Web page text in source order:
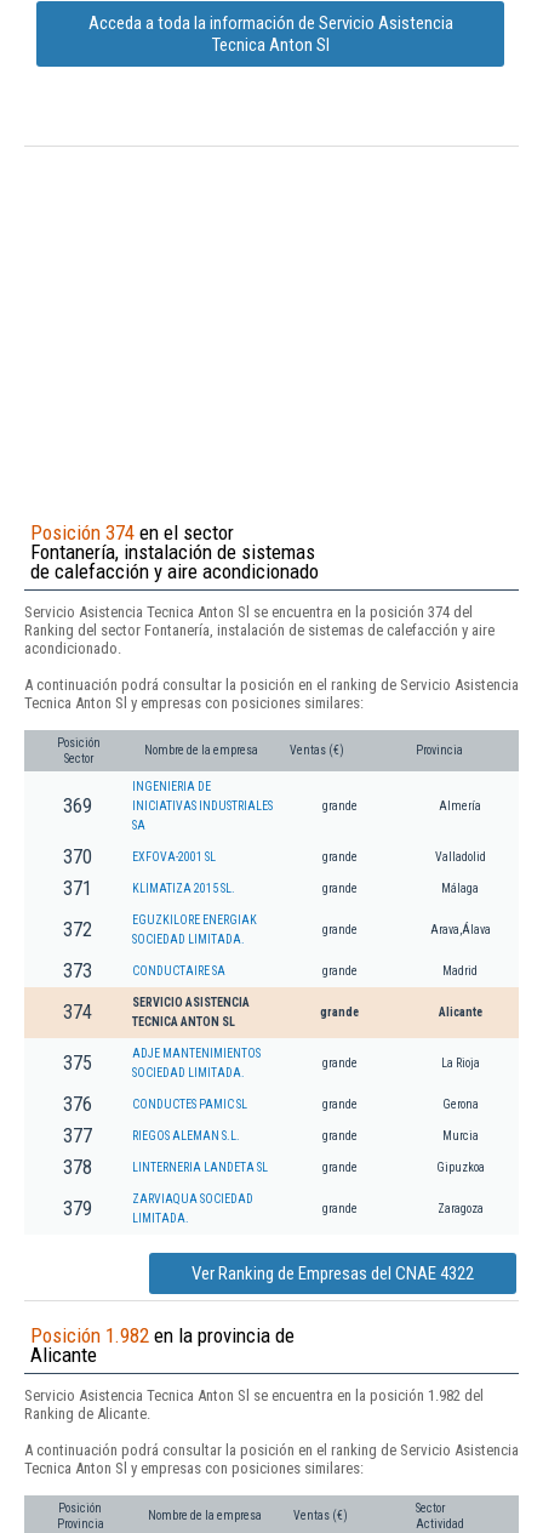
Acceda a toda la información de Servicio Asistencia
Tecnica Anton Sl
Posición 374 en el sector
Fontanería, instalación de sistemas
de calefacción y aire acondicionado
Servicio Asistencia Tecnica Anton Sl se encuentra en la posición 374 del
Ranking del sector Fontanería, instalación de sistemas de calefacción y aire
acondicionado.
A continuación podrá consultar la posición en el ranking de Servicio Asistencia
Tecnica Anton Sl y empresas con posiciones similares:
Posición
Sector
Nombre de la empresa Ventas (€) Provincia
369
INGENIERIA DE
INICIATIVAS INDUSTRIALES
SA
grande Almería
370 EXFOVA-2001 SL grande Valladolid
371 KLIMATIZA 2015 SL. grande Málaga
372
EGUZKILORE ENERGIAK
SOCIEDAD LIMITADA.
grande Arava,Álava
373 CONDUCTAIRE SA grande Madrid
374
SERVICIO ASISTENCIA
TECNICA ANTON SL
grande Alicante
375
ADJE MANTENIMIENTOS
SOCIEDAD LIMITADA.
grande La Rioja
376 CONDUCTES PAMIC SL grande Gerona
377 RIEGOS ALEMAN S.L. grande Murcia
378 LINTERNERIA LANDETA SL grande Gipuzkoa
379
ZARVIAQUA SOCIEDAD
LIMITADA.
grande Zaragoza
Ver Ranking de Empresas del CNAE 4322
Posición 1.982 en la provincia de
Alicante
Servicio Asistencia Tecnica Anton Sl se encuentra en la posición 1.982 del
Ranking de Alicante.
A continuación podrá consultar la posición en el ranking de Servicio Asistencia
Tecnica Anton Sl y empresas con posiciones similares:
Posición
Provincia
Nombre de la empresa Ventas (€)
Sector
Actividad